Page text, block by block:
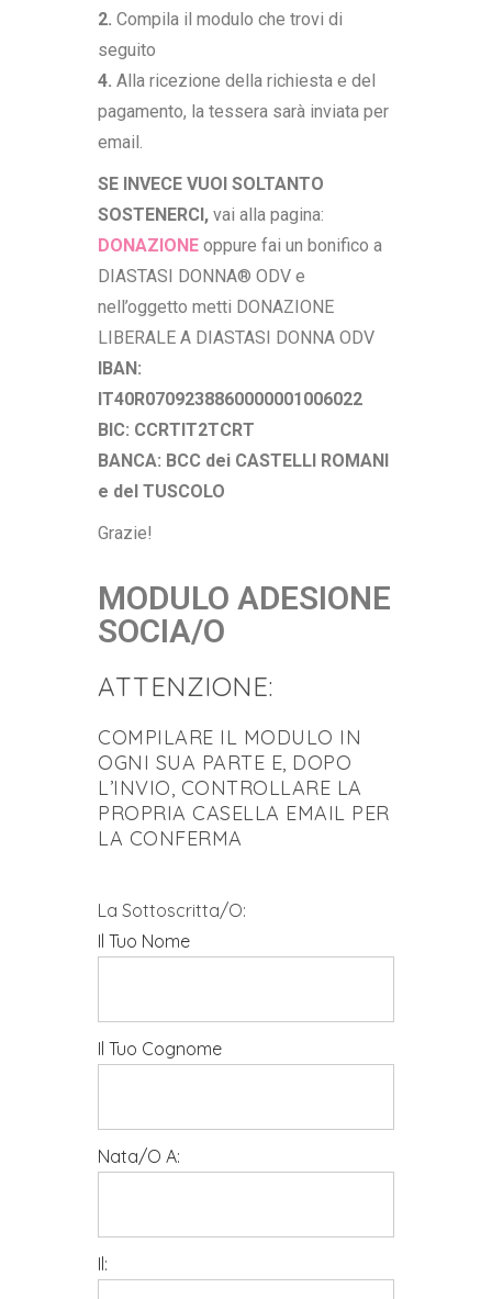
2. Compila il modulo che trovi di
seguito
4. Alla ricezione della richiesta e del
pagamento, la tessera sarà inviata per
email.
SE INVECE VUOI SOLTANTO
SOSTENERCI, vai alla pagina:
DONAZIONE oppure fai un bonifico a
DIASTASI DONNA® ODV e
nell’oggetto metti DONAZIONE
LIBERALE A DIASTASI DONNA ODV
IBAN:
IT40R0709238860000001006022
BIC: CCRTIT2TCRT
BANCA: BCC dei CASTELLI ROMANI
e del TUSCOLO
Grazie!
MODULO ADESIONE
SOCIA/O
ATTENZIONE:
COMPILARE IL MODULO IN
OGNI SUA PARTE E, DOPO
L’INVIO, CONTROLLARE LA
PROPRIA CASELLA EMAIL PER
LA CONFERMA
La Sottoscritta/o:
Il Tuo Nome
Il Tuo Cognome
Nata/o A:
Il: